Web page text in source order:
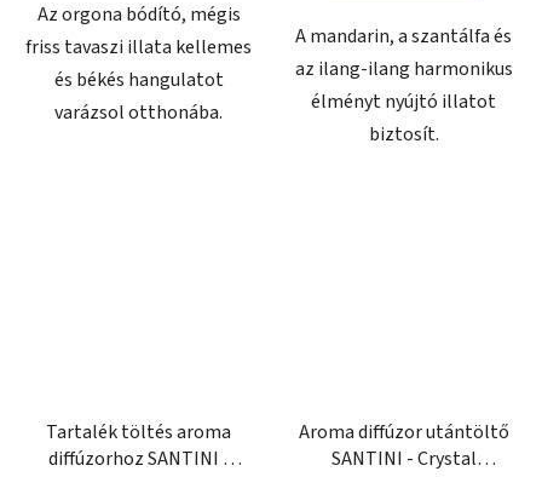
csillag.
Az orgona bódító, mégis
friss tavaszi illata kellemes
és békés hangulatot
varázsol otthonába.
A mandarin, a szantálfa és
az ilang-ilang harmonikus
élményt nyújtó illatot
biztosít.
Tartalék töltés aroma
diffúzorhoz SANTINI -
Aroma diffúzor utántöltő
SANTINI - Crystal